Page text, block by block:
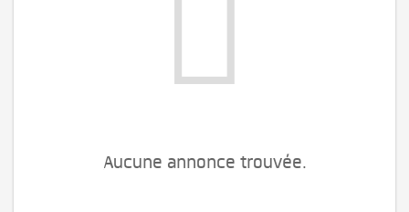
Aucune annonce trouvée.